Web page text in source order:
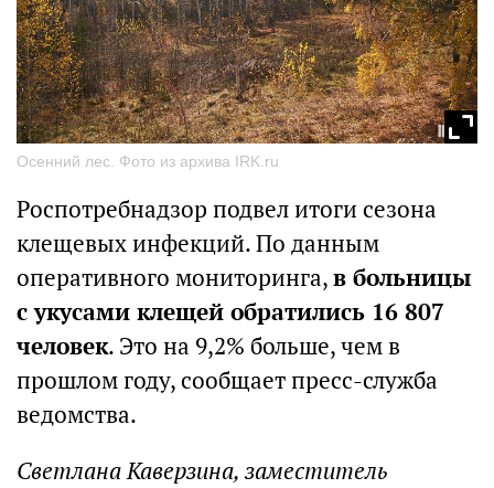
Осенний лес. Фото из архива IRK.ru
Роспотребнадзор подвел итоги сезона
клещевых инфекций. По данным
оперативного мониторинга,в больницы
с укусами клещей обратились 16 807
человек. Это на 9,2% больше, чем в
прошлом году, сообщает пресс-служба
ведомства.
Светлана Каверзина, заместитель